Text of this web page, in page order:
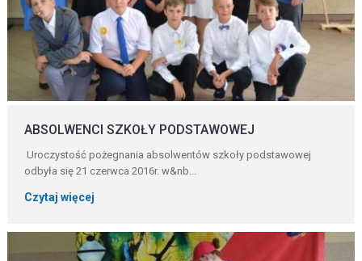
ABSOLWENCI SZKOŁY PODSTAWOWEJ
Uroczystość pożegnania absolwentów szkoły podstawowej
odbyła się 21 czerwca 2016r. w&nb...
Czytaj więcej